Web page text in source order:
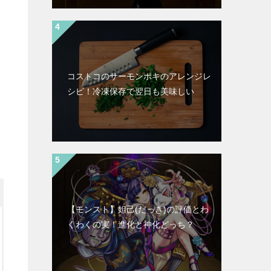
コストコのサーモンポキのアレンジレ
シピ！冷凍保存で翌日も美味しい
【モンスト】妲己(だっき)の評価とわ
くわくの実！進化と神化どっち？